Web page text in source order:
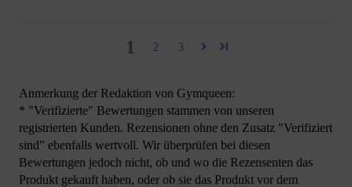
1 2 3
Anmerkung der Redaktion von Gymqueen:
* "Verifizierte" Bewertungen stammen von unseren
registrierten Kunden. Rezensionen ohne den Zusatz "Verifiziert
sind" ebenfalls wertvoll. Wir überprüfen bei diesen
Bewertungen jedoch nicht, ob und wo die Rezensenten das
Produkt gekauft haben, oder ob sie das Produkt vor dem